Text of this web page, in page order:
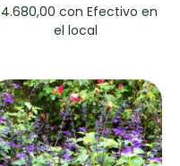
con Efectivo en
el local